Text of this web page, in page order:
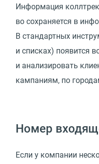
Информация
во сохраняется в
В стандартных
и списках) появится
и анализировать
кампаниям, по
Номер
Если у компании